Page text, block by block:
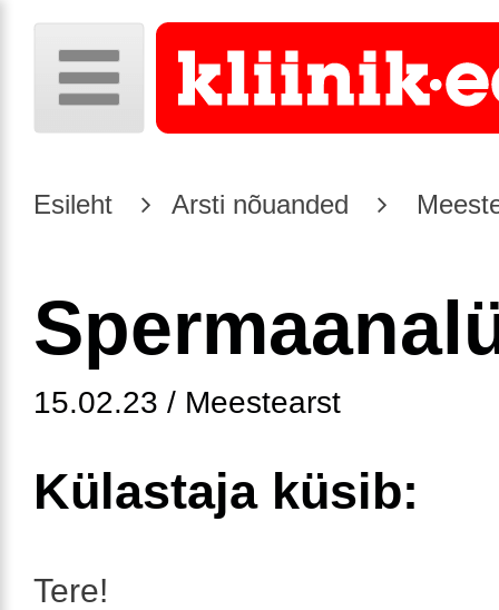
Esileht Arsti nõuanded
15.02.23 / Meestearst
Külastaja küsib:
Tere!